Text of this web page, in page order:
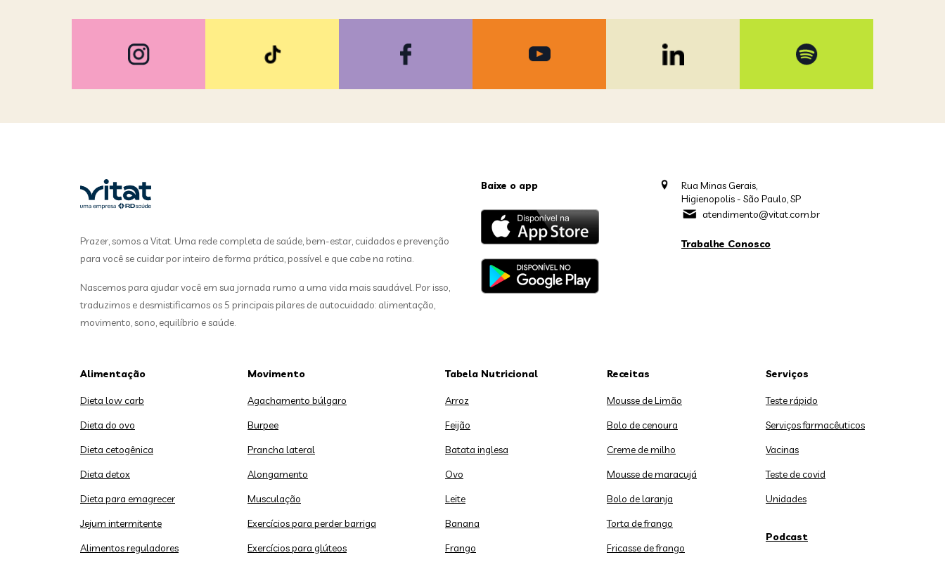
Prazer, somos a Vitat. Uma rede completa de saúde, bem-estar, cuidados e prevenção
para você se cuidar por inteiro de forma prática, possível e que cabe na rotina.
Nascemos para ajudar você em sua jornada rumo a uma vida mais saudável. Por isso,
traduzimos e desmistificamos os 5 principais pilares de autocuidado: alimentação,
movimento, sono, equilíbrio e saúde.
Baixe o app
Rua Minas Gerais,
Higienopolis - São Paulo, SP
atendimento@vitat.com.br
Trabalhe Conosco
Alimentação
Dieta low carb
Dieta do ovo
Dieta cetogênica
Dieta detox
Dieta para emagrecer
Jejum intermitente
Alimentos reguladores
Movimento
Agachamento búlgaro
Burpee
Prancha lateral
Alongamento
Musculação
Exercícios para perder barriga
Exercícios para glúteos
Tabela Nutricional
Arroz
Feijão
Batata inglesa
Ovo
Leite
Banana
Frango
Receitas
Mousse de Limão
Bolo de cenoura
Creme de milho
Mousse de maracujá
Bolo de laranja
Torta de frango
Fricasse de frango
Serviços
Teste rápido
Serviços farmacêuticos
Vacinas
Teste de covid
Unidades
Podcast